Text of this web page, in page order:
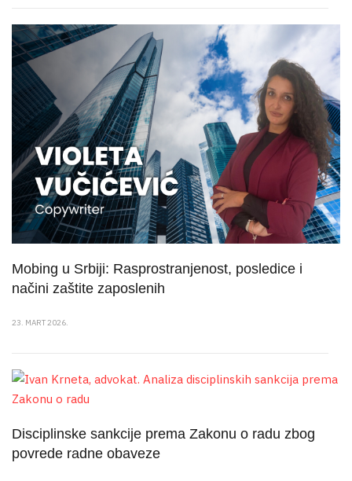
Mobing u Srbiji: Rasprostranjenost, posledice i
načini zaštite zaposlenih
23. MART 2026.
Disciplinske sankcije prema Zakonu o radu zbog
povrede radne obaveze